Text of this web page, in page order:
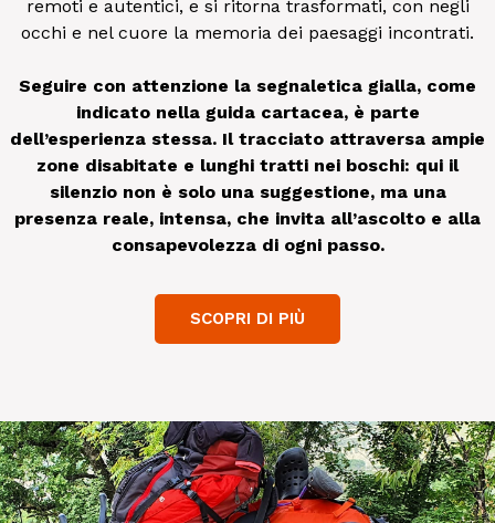
remoti e autentici, e si ritorna trasformati, con negli
occhi e nel cuore la memoria dei paesaggi incontrati.
Seguire con attenzione la segnaletica gialla, come
indicato nella guida cartacea, è parte
dell’esperienza stessa. Il tracciato attraversa ampie
zone disabitate e lunghi tratti nei boschi: qui il
silenzio non è solo una suggestione, ma una
presenza reale, intensa, che invita all’ascolto e alla
consapevolezza di ogni passo.
SCOPRI DI PIÙ